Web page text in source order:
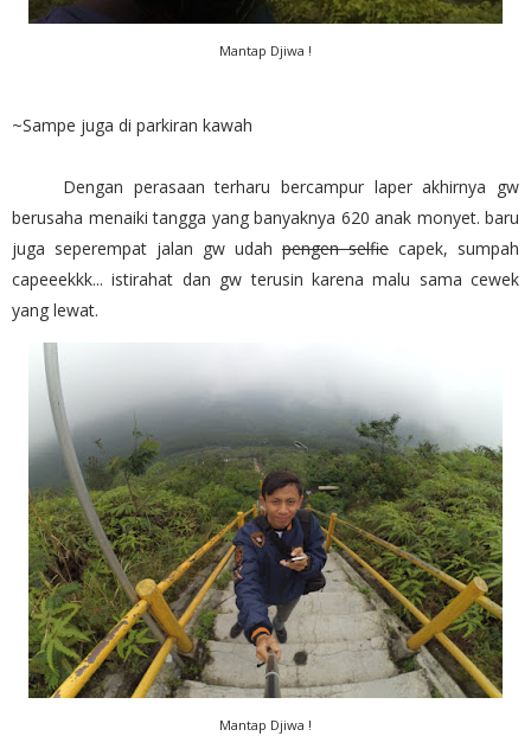
Mantap Djiwa !
~Sampe juga di parkiran kawah
Dengan perasaan terharu bercampur laper akhirnya gw
berusaha menaiki tangga yang banyaknya 620 anak monyet. baru
juga seperempat jalan gw udah pengen selfie capek, sumpah
capeeekkk... istirahat dan gw terusin karena malu sama cewek
yang lewat.
Mantap Djiwa !